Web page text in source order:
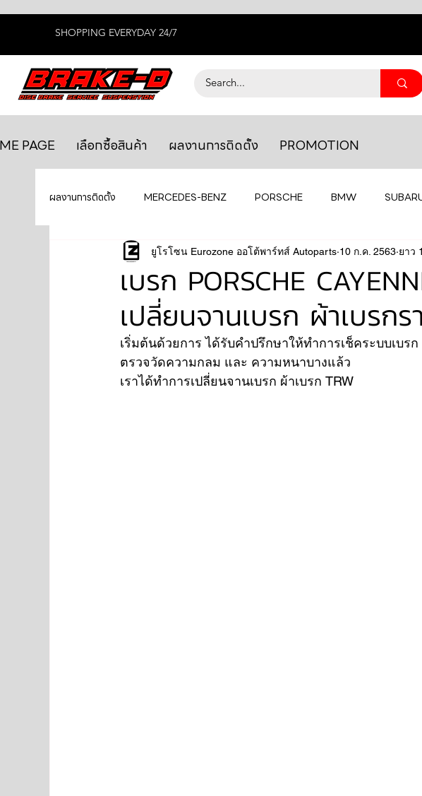
SHOPPING EVERYDAY 24/7
PAGE เลือกซื้อสินค้า ผลงานการติดตั้ง PROMOTION
ผลงานการติดตั้ง MERCEDES-BENZ PORSCHE BMW
LEXUS ยางรถยนต์ AUDI MASERATI
MAHLE MAZDA TOYOTA HONDA
FORD JAGUAR RANGE ROVER
เบรก PORSCHE
เปลี่ยนจานเบรก ผ้าเบรกร
ยูโรโซน Eurozone ออโต้พาร์ทส์ Autoparts 10 ก.ค. 2563 ยาว
เริ่มต้นด้วยการ ได้รับคำปรึกษาให้ทำการเช็คระบบเบรก
ตรวจวัดความกลม และ ความหนาบางแล้ว
เราได้ทำการเปลี่ยนจานเบรก ผ้าเบรก TRW